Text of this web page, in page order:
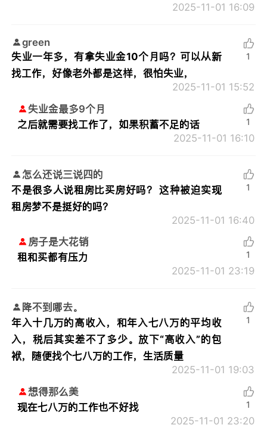
2025-11-01 16:09
green
失业一年多，有拿失业金10个月吗？可以从新
找工作，好像老外都是这样，很怕失业，
2025-11-01 15:52
1
失业金最多9个月
之后就需要找工作了，如果积蓄不足的话
2025-11-01 16:10
1
怎么还说三说四的
不是很多人说租房比买房好吗？ 这种被迫实现
租房梦不是挺好的吗？
2025-11-01 16:40
1
房子是大花销
租和买都有压力
2025-11-01 23:19
1
降不到哪去。
年入十几万的高收入，和年入七八万的平均收
入，税后其实差不了多少。放下“高收入”的包
袱，随便找个七八万的工作，生活质量
2025-11-01 19:03
1
想得那么美
现在七八万的工作也不好找
2025-11-01 23:20
1